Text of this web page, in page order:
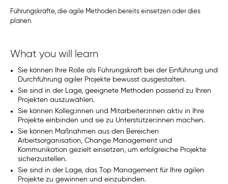
Führungskräfte, die agile Methoden bereits einsetzen oder dies
planen.
What you will learn
Sie können Ihre Rolle als Führungskraft bei der Einführung und
Durchführung agiler Projekte bewusst ausgestalten.
Sie sind in der Lage, geeignete Methoden passend zu Ihren
Projekten auszuwählen.
Sie können Kolleg:innen und Mitarbeiter:innen aktiv in Ihre
Projekte einbinden und sie zu Unterstützer:innen machen.
Sie können Maßnahmen aus den Bereichen
Arbeitsorganisation, Change Management und
Kommunikation gezielt einsetzen, um erfolgreiche Projekte
sicherzustellen.
Sie sind in der Lage, das Top Management für Ihre agilen
Projekte zu gewinnen und einzubinden.